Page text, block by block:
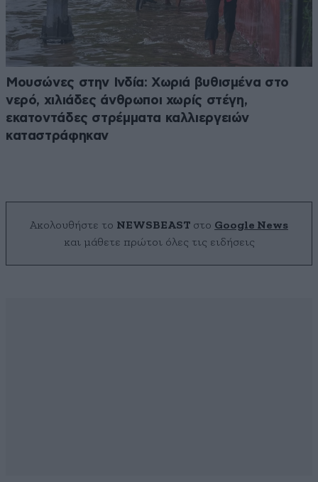
Μουσώνες στην Ινδία: Χωριά βυθισμένα στο
νερό, χιλιάδες άνθρωποι χωρίς στέγη,
εκατοντάδες στρέμματα καλλιεργειών
καταστράφηκαν
Ακολουθήστε το NEWSBEAST στο Google News
και μάθετε πρώτοι όλες τις ειδήσεις